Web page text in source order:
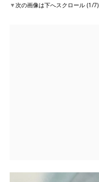
▼次の画像は下へスクロール (1/7)